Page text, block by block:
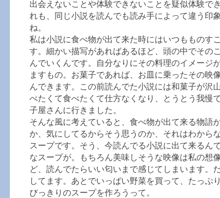
出会えないことや体験できないことを疑似体験で
れも、同じ小説を読んでも読み手によって違う印
ね。
私は小説に食べ物が出て来た時にはいつもものす
す。細かい描写があればあるほど、頭の中でその
んでいくんです。自分なりにその料理のイメージ
ますもの。お菓子であれば、お皿に乗ったその映
んできます。この前読んでた小説には和菓子が沢
べたくて食べたくて仕方なくなり、とうとう我慢
子屋さんに行きました。
そんな風に考えていると、食べ物が出て来る物語
か、気にしてるからそう思うのか、それはわから
スープです。そう、今読んでる小説に出て来るん
なスープが。もちろん美味しそうな映像は私の想
ど、読んでたらいい匂いまで感じてしまいます。
してます。あとでいっぱい野菜を買って、たっぷ
びっきりのスープを作ろうって。